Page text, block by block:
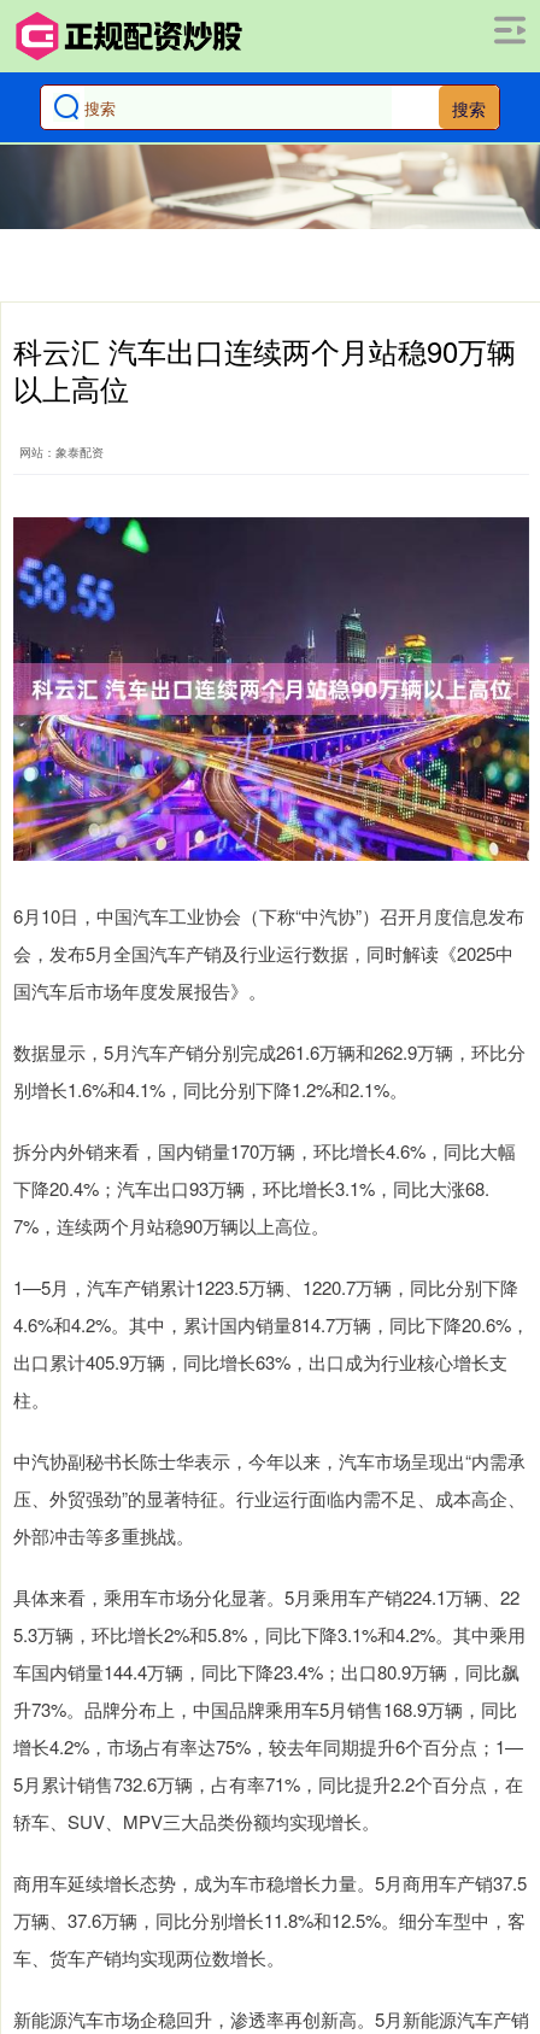
搜索
科云汇 汽车出口连续两个月站稳90万辆
以上高位
网站：象泰配资
6月10日，中国汽车工业协会（下称“中汽协”）召开月度信息发布
会，发布5月全国汽车产销及行业运行数据，同时解读《2025中
国汽车后市场年度发展报告》。
数据显示，5月汽车产销分别完成261.6万辆和262.9万辆，环比分
别增长1.6%和4.1%，同比分别下降1.2%和2.1%。
拆分内外销来看，国内销量170万辆，环比增长4.6%，同比大幅
下降20.4%；汽车出口93万辆，环比增长3.1%，同比大涨68.
7%，连续两个月站稳90万辆以上高位。
1—5月，汽车产销累计1223.5万辆、1220.7万辆，同比分别下降
4.6%和4.2%。其中，累计国内销量814.7万辆，同比下降20.6%，
出口累计405.9万辆，同比增长63%，出口成为行业核心增长支
柱。
中汽协副秘书长陈士华表示，今年以来，汽车市场呈现出“内需承
压、外贸强劲”的显著特征。行业运行面临内需不足、成本高企、
外部冲击等多重挑战。
具体来看，乘用车市场分化显著。5月乘用车产销224.1万辆、22
5.3万辆，环比增长2%和5.8%，同比下降3.1%和4.2%。其中乘用
车国内销量144.4万辆，同比下降23.4%；出口80.9万辆，同比飙
升73%。品牌分布上，中国品牌乘用车5月销售168.9万辆，同比
增长4.2%，市场占有率达75%，较去年同期提升6个百分点；1—
5月累计销售732.6万辆，占有率71%，同比提升2.2个百分点，在
轿车、SUV、MPV三大品类份额均实现增长。
商用车延续增长态势，成为车市稳增长力量。5月商用车产销37.5
万辆、37.6万辆，同比分别增长11.8%和12.5%。细分车型中，客
车、货车产销均实现两位数增长。
新能源汽车市场企稳回升，渗透率再创新高。5月新能源汽车产销